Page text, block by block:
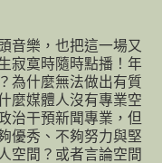
音樂，也把這一場又
寂寞時隨時點播！年
為什麼無法做出有質
麼媒體人沒有專業空
治干預新聞專業，但
優秀、不夠努力與堅
空間？或者言論空間